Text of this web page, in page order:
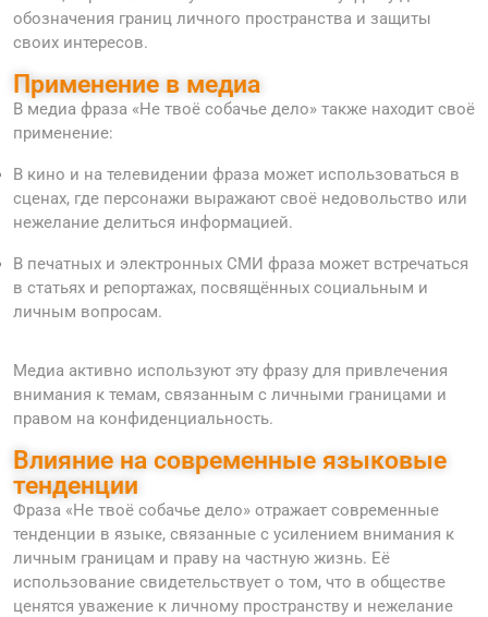
обозначения границ личного пространства и защиты
своих интересов.
Применение в медиа
В медиа фраза «Не твоё собачье дело» также находит своё
применение:
В кино и на телевидении фраза может использоваться в
сценах, где персонажи выражают своё недовольство или
нежелание делиться информацией.
В печатных и электронных СМИ фраза может встречаться
в статьях и репортажах, посвящённых социальным и
личным вопросам.
Медиа активно используют эту фразу для привлечения
внимания к темам, связанным с личными границами и
правом на конфиденциальность.
Влияние на современные языковые
тенденции
Фраза «Не твоё собачье дело» отражает современные
тенденции в языке, связанные с усилением внимания к
личным границам и праву на частную жизнь. Её
использование свидетельствует о том, что в обществе
ценятся уважение к личному пространству и нежелание